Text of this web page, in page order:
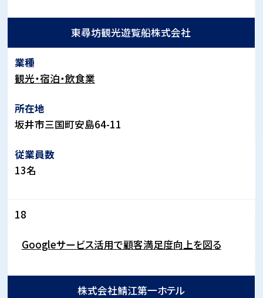
東尋坊観光遊覧船株式会社
観光・宿泊・飲食業
坂井市三国町安島64-11
13名
18
Googleサービス活用で顧客満足度向上を図る
株式会社鯖江第一ホテル